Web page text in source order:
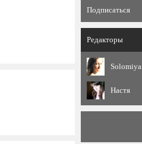
Подписаться
Редакторы
Solomiya
Настя